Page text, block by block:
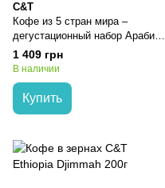
C&T
Кофе из 5 стран мира –
дегустационный набор Арабики
C&T (5×200г)
1 409 грн
В наличии
Купить